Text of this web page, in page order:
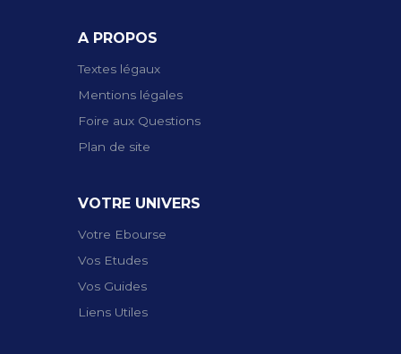
A PROPOS
Textes légaux
Mentions légales
Foire aux Questions
Plan de site
VOTRE UNIVERS
Votre Ebourse
Vos Etudes
Vos Guides
Liens Utiles